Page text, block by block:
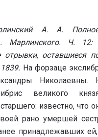
А. А.
Марлинского. Ч. 12:
отрывки, оставшиеся
На форзаце
Николаевны.
великого
известно, что
рано умершей
принадлежавших